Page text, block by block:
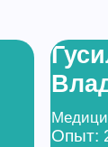
Опыт: